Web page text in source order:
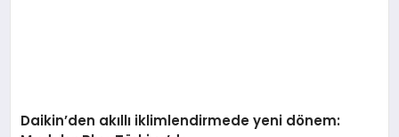
Daikin’den akıllı iklimlendirmede yeni dönem: